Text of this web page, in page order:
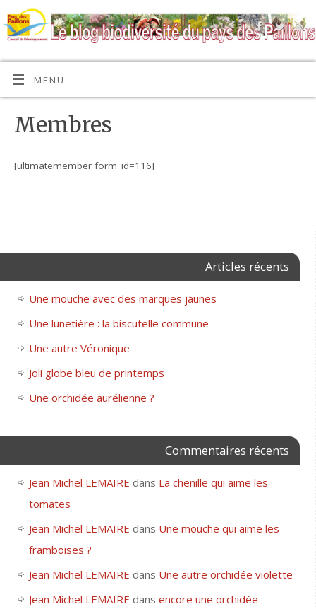
MENU
Membres
[ultimatemember form_id=116]
Articles récents
Une mouche avec des marques jaunes
Une lunetière : la biscutelle commune
Une autre Véronique
Joli globe bleu de printemps
Une orchidée aurélienne ?
Commentaires récents
Jean Michel LEMAIRE dans La chenille qui aime les
tomates
Jean Michel LEMAIRE dans Une mouche qui aime les
framboises ?
Jean Michel LEMAIRE dans Une autre orchidée violette
Jean Michel LEMAIRE dans encore une orchidée